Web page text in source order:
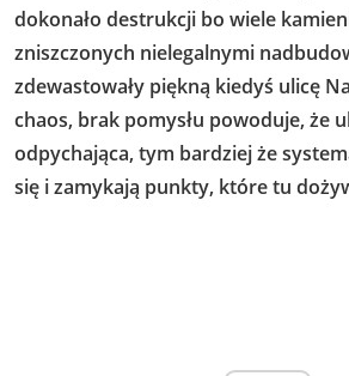
dokonało destrukcji bo wiele
zniszczonych nielegalnymi
zdewastowały piękną kiedyś ulicę
chaos, brak pomysłu powoduje, że
odpychająca, tym bardziej że
się i zamykają punkty, które tu